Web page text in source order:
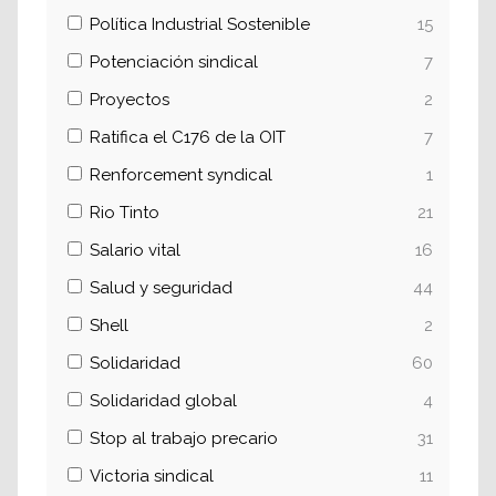
Política Industrial Sostenible
15
Potenciación sindical
7
Proyectos
2
Ratifica el C176 de la OIT
7
Renforcement syndical
1
Rio Tinto
21
Salario vital
16
Salud y seguridad
44
Shell
2
Solidaridad
60
Solidaridad global
4
Stop al trabajo precario
31
Victoria sindical
11